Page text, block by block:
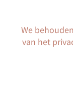
We
van het